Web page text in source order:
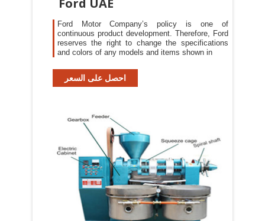
Ford UAE
Ford Motor Company’s policy is one of
continuous product development. Therefore, Ford
reserves the right to change the specifications
and colors of any models and items shown in
احصل على السعر